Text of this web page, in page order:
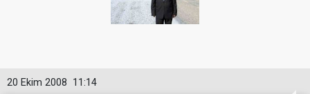
11:14
20 Ekim 2008